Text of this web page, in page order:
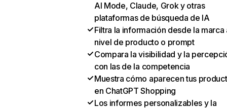
AI Mode, Claude, Grok y otras
plataformas de búsqueda de IA
Filtra la información desde la marca
nivel de producto o prompt
Compara la visibilidad y la
con las de la competencia
Muestra cómo aparecen tus
en ChatGPT Shopping
Los informes personalizables y la